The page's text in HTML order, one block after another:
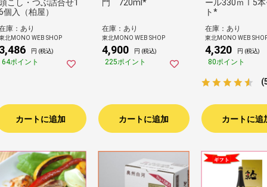
こし・つぶ詰合せ1
個入（柏屋）
庫：あり
北MONO WEB SHOP
円 (税込)
64ポイント
カートに追加
門 720ml*
在庫：あり
東北MONO WEB SHOP
4,900 円 (税込)
225ポイント
カートに追加
ール330ｍｌ5
ト*
在庫：あり
東北MONO WEB
4,320 円 (税込)
80ポイント
カートに追